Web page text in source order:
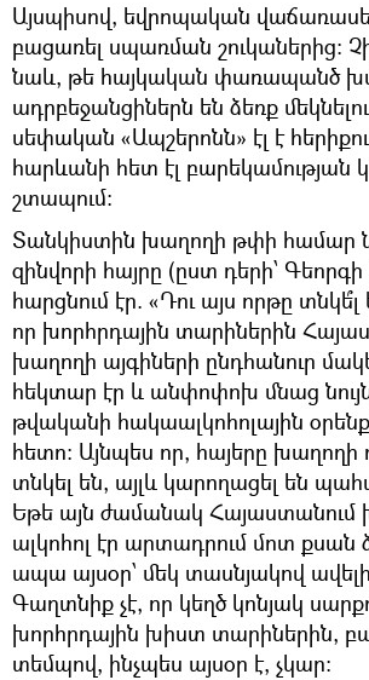
Այսպիսով, եվրոպական
բացառել սպառման շուկաներից։
նաև, թե հայկական փառապանծ
ադրբեջանցիներն են ձեռք
սեփական «Ապշերոնն» էլ է
հարևանի հետ էլ բարեկամության
շտապում։
Տանկիստին խաղողի թփի համար
զինվորի հայրը (ըստ դերի՝
հարցնում էր. «Դու այս որթը տնկե՞լ
որ խորհրդային տարիներին
խաղողի այգիների ընդհանուր
հեկտար էր և անփոփոխ մնաց
թվականի հակաալկոհոլային
հետո։ Այնպես որ, հայերը խաղողի
տնկել են, այլև կարողացել են
Եթե այն ժամանակ Հայաստանում
ալկոհոլ էր արտադրում մոտ քսան
ապա այսօր՝ մեկ տասնյակով
Գաղտնիք չէ, որ կեղծ կոնյակ
խորհրդային խիստ տարիներին,
տեմպով, ինչպես այսօր է, չկար։